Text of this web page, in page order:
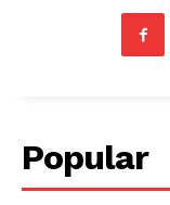
Popular